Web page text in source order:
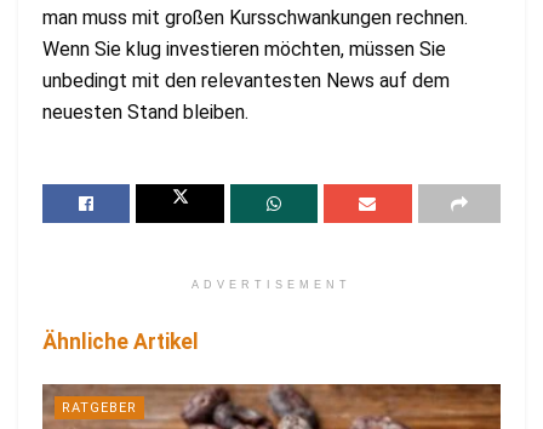
man muss mit großen Kursschwankungen rechnen.
Wenn Sie klug investieren möchten, müssen Sie
unbedingt mit den relevantesten News auf dem
neuesten Stand bleiben.
ADVERTISEMENT
Ähnliche Artikel
RATGEBER